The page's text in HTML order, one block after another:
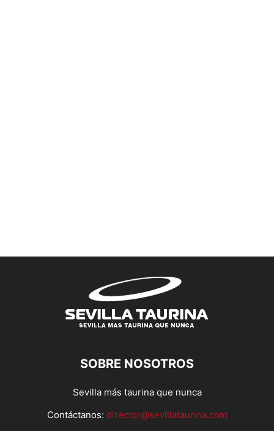
SOBRE NOSOTROS
Sevilla más taurina que nunca
Contáctanos: director@sevillataurina.com